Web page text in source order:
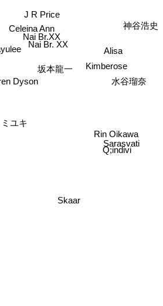
Celeina Ann
Nai Br.XX
Nai Br. XX
J R Price
坂本龍一
Dyson
Alisa
ユキ
Kimberose
Skaar
水谷瑠奈
Rin Oikawa
Q;indivi
Sarasvati
神谷浩史